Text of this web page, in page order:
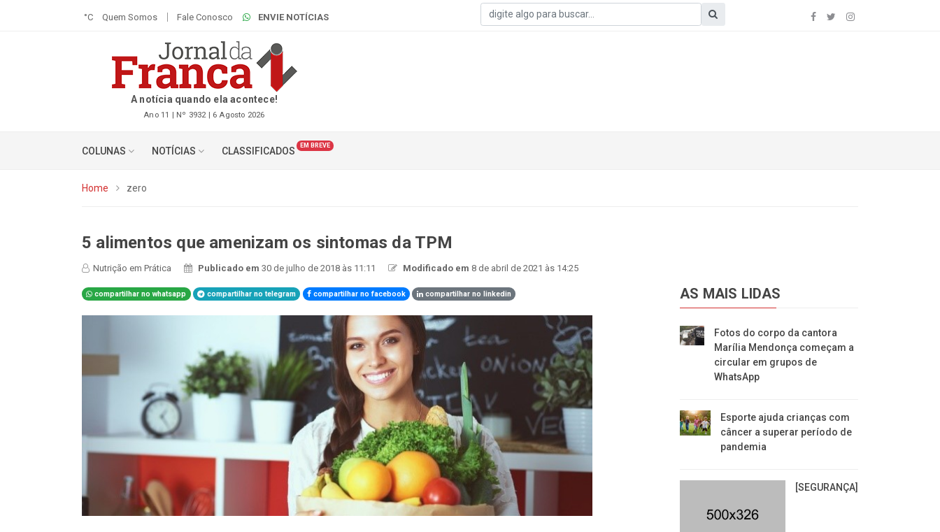
°C Quem Somos Fale Conosco ENVIE NOTÍCIAS
A notícia quando ela acontece!
Ano 11 | Nº 3932 | 6 Agosto 2026
COLUNAS NOTÍCIAS CLASSIFICADOS EM BREVE
Home zero
5 alimentos que amenizam os sintomas da TPM
Nutrição em Prática Publicado em30 de julho de 2018 às 11:11 Modificado em 8 de abril de 2021 às 14:25
compartilhar no whatsapp compartilhar no telegram compartilhar no facebook compartilhar no linkedin AS MAIS LIDAS
Fotos do corpo da cantora
Marília Mendonça começam a
circular em grupos de
WhatsApp
Esporte ajuda crianças com
câncer a superar período de
pandemia
[SEGURANÇA]